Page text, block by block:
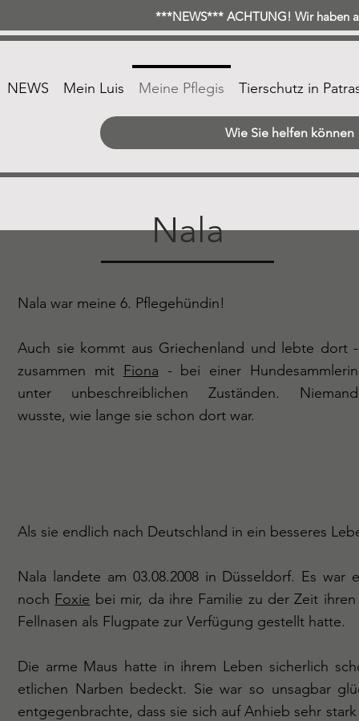
***NEWS*** ACHTUNG! Wir haben
NEWS Mein Luis Meine Pflegis Tierschutz in
Wie Sie helfen können
Nala
Nala war meine 6. Pflegehündin!
Auch sie kommt aus Griechenland und lebte dort -
zusammen mit Fiona - bei einer Hundesammlerin
unter unbeschreiblichen Zuständen. Niemand
wusste, wie lange sie schon dort war.
Als sie endlich nach Deutschland in ein besseres
Nala landete am 03.08.2008 in Düsseldorf. Es
noch Foxie bei mir, da ihre Familie zu der Zeit
Fellnasen als Flugpate zur Verfügung gestellt hatte.
Die arme Maus hatte in ihrem Leben sicherlich
etlichen Narben bedeckt. Sie war so unsagbar
entgegenbrachte, dass sie sich auf Anhieb sehr